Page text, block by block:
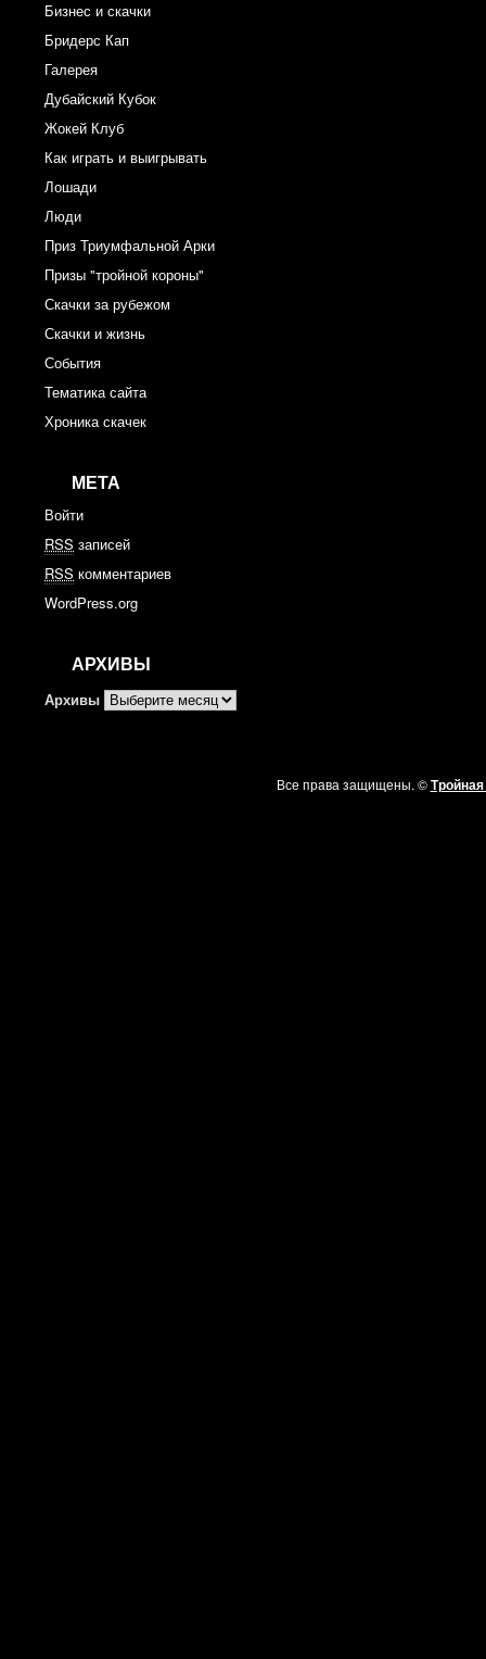
Бизнес и скачки
Бридерс Кап
Галерея
Дубайский Кубок
Жокей Клуб
Как играть и выигрывать
Лошади
Люди
Приз Триумфальной Арки
Призы "тройной короны"
Скачки за рубежом
Скачки и жизнь
События
Тематика сайта
Хроника скачек
МЕТА
Войти
RSS записей
RSS комментариев
WordPress.org
АРХИВЫ
Архивы
Все права защищены. ©